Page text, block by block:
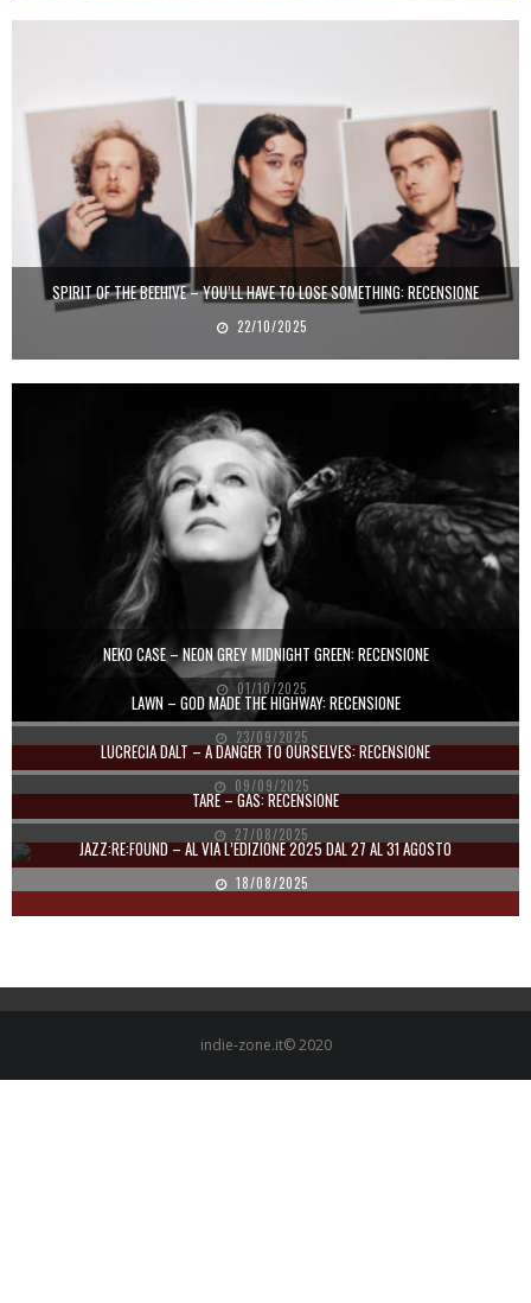
SPIRIT OF THE BEEHIVE – YOU’LL HAVE TO LOSE SOMETHING: RECENSIONE
22/10/2025
NEKO CASE – NEON GREY MIDNIGHT GREEN: RECENSIONE
01/10/2025
LAWN – GOD MADE THE HIGHWAY: RECENSIONE
23/09/2025
LUCRECIA DALT – A DANGER TO OURSELVES: RECENSIONE
09/09/2025
TARE – GAS: RECENSIONE
27/08/2025
JAZZ:RE:FOUND – AL VIA L’EDIZIONE 2025 DAL 27 AL 31 AGOSTO
18/08/2025
indie-zone.it© 2020